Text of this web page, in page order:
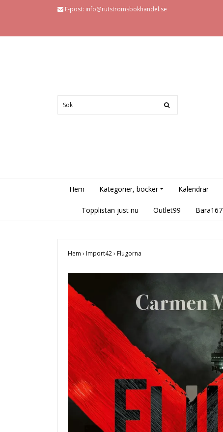
E-post: info@rutstromsbokhandel.se
Hem Kategorier, böcker Kalendrar
Topplistan just nu Outlet99 Bara167
Hem › Import42› Flugorna